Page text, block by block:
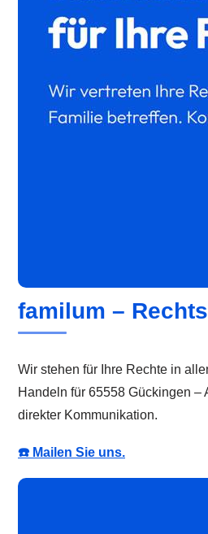
familum –
Wir stehen für Ihre Rechte in
Handeln für 65558 Gückingen
direkter Kommunikation.
☎️ Mailen Sie uns.